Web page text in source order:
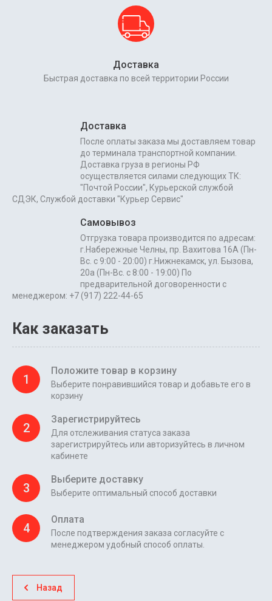
Доставка
Быстрая доставка по всей территории России
Доставка
После оплаты заказа мы доставляем товар
до терминала транспортной компании.
Доставка груза в регионы РФ
осуществляется силами следующих ТК:
"Почтой России", Курьерской службой
СДЭК, Службой доставки "Курьер Сервис"
Самовывоз
Отгрузка товара производится по адресам:
г.Набережные Челны, пр. Вахитова 16А (Пн-
Вс. с 9:00 - 20:00) г.Нижнекамск, ул. Бызова,
20а (Пн-Вс. с 8:00 - 19:00) По
предварительной договоренности с
менеджером: +7 (917) 222-44-65
Как заказать
1
Положите товар в корзину
Выберите понравившийся товар и добавьте его в
корзину
2
Зарегистрируйтесь
Для отслеживания статуса заказа
зарегистрируйтесь или авторизуйтесь в личном
кабинете
3
Выберите доставку
Выберите оптимальный способ доставки
4
Оплата
После подтверждения заказа согласуйте с
менеджером удобный способ оплаты.
Назад